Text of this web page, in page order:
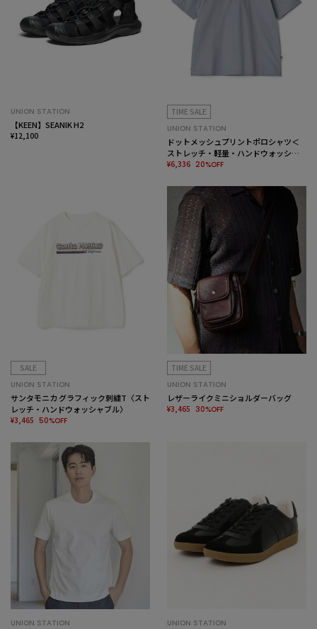
UNION STATION
【KEEN】SEANIK H2
¥12,100
TIME SALE
UNION STATION
ドットメッシュプリントポロシャツ＜
ストレッチ・軽量・ハンドウォッシャ
ブル・通気性＞
¥6,336 20%OFF
SALE
UNION STATION
サンタモニカ グラフィック刺繍T〈スト
レッチ・ハンドウォッシャブル〉
¥3,465 50%OFF
TIME SALE
UNION STATION
レザーライクミニショルダーバッグ
¥3,465 30%OFF
UNION STATION UNION STATION